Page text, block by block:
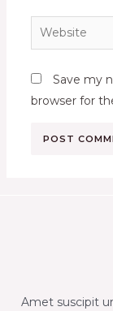
Website
Save my
browser for
Amet suscipit